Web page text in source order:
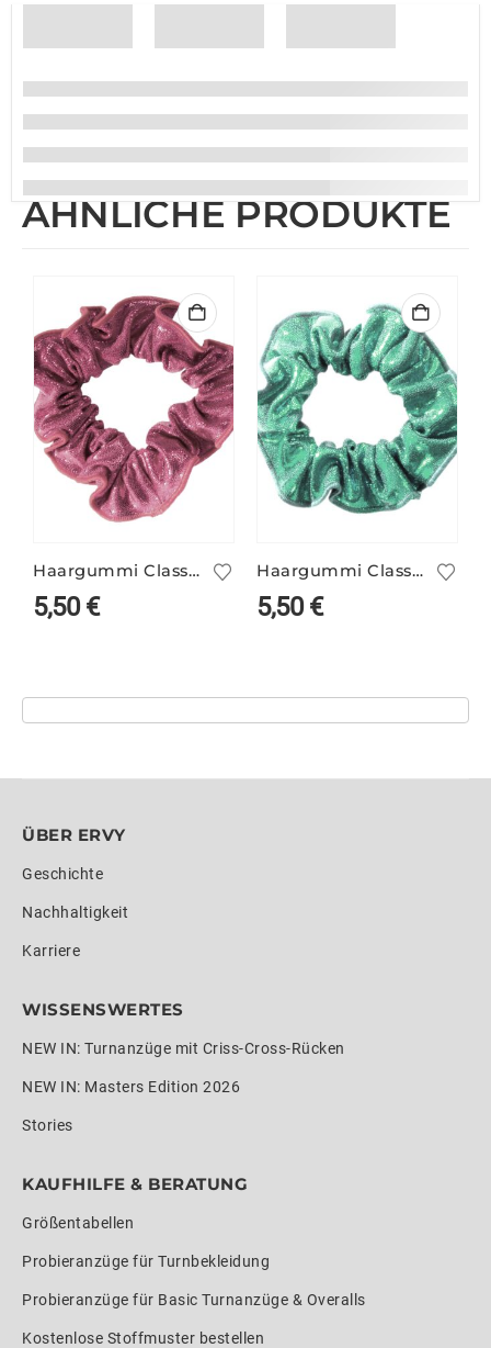
ÄHNLICHE PRODUKTE
Haargummi Classic altrosa
5,50€
Haargummi Classic mint
5,50€
ÜBER ERVY
Geschichte
Nachhaltigkeit
Karriere
WISSENSWERTES
NEW IN: Turnanzüge mit Criss-Cross-Rücken
NEW IN: Masters Edition 2026
Stories
KAUFHILFE & BERATUNG
Größentabellen
Probieranzüge für Turnbekleidung
Probieranzüge für Basic Turnanzüge & Overalls
Kostenlose Stoffmuster bestellen